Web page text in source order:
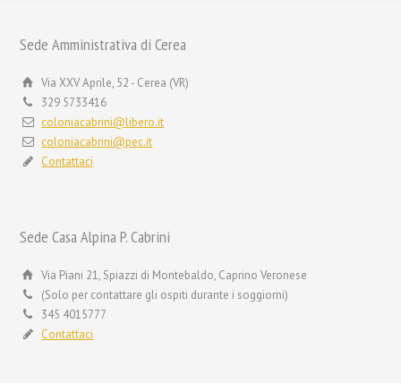
Sede Amministrativa di Cerea
Via XXV Aprile, 52 - Cerea (VR)
329 5733416
coloniacabrini@libero.it
coloniacabrini@pec.it
Contattaci
Sede Casa Alpina P. Cabrini
Via Piani 21, Spiazzi di Montebaldo, Caprino Veronese
(Solo per contattare gli ospiti durante i soggiorni)
345 4015777
Contattaci